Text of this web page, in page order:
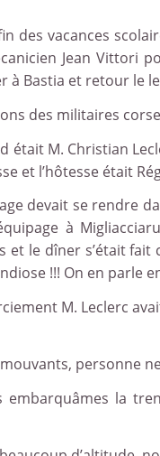
des vacances
Jean Vittori
à Bastia et retour le
des militaires
était M. Christian
et l’hôtesse était
devait se rendre
à
et le dîner s’était
!!! On en parle
M. Leclerc
personne
embarquâmes la